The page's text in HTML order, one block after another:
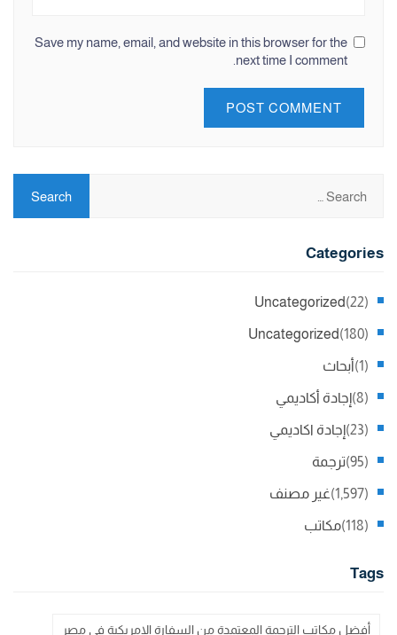
Save my name, email, and website in this browser for the
next time I comment.
Categories
Uncategorized (22)
Uncategorized (180)
أبحاث (1)
إجادة أكاديمي (8)
إجادة اكاديمي (23)
ترجمة (95)
غير مصنف (1,597)
مكاتب (118)
Tags
أفضل مكاتب الترجمة المعتمدة من السفارة الامريكية في مصر